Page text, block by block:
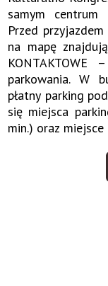
samym
Przed
na mapę
parkowania. W
płatny parking
się miejsca
min.) oraz
- przynajmniej
spóźnicie się